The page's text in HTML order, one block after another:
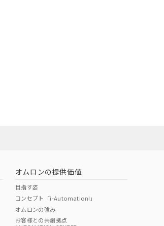
オムロンの提供価値
目指す姿
コンセプト「i-Automation!」
オムロンの強み
お客様との共創拠点